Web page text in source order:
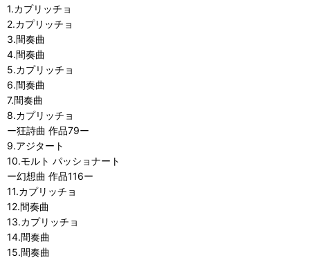
1.カプリッチョ
2.カプリッチョ
3.間奏曲
4.間奏曲
5.カプリッチョ
6.間奏曲
7.間奏曲
8.カプリッチョ
ー狂詩曲 作品79ー
9.アジタート
10.モルト パッショナート
ー幻想曲 作品116ー
11.カプリッチョ
12.間奏曲
13.カプリッチョ
14.間奏曲
15.間奏曲